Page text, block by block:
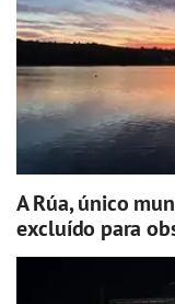
A Rúa, único
excluído para